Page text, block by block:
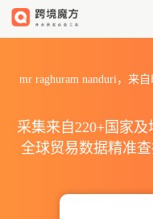
mr raghuram nanduri，来
采集来自220+国家及
全球贸易数据精准